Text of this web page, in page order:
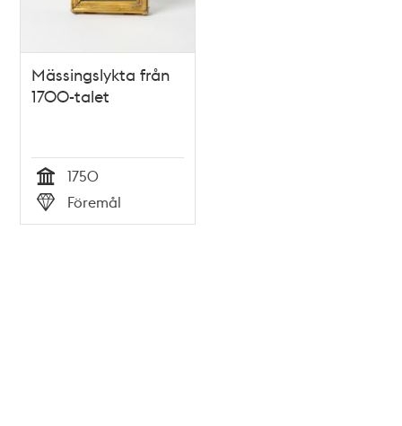
Mässingslykta från
1700-talet
Tid
1750
Typ
Föremål